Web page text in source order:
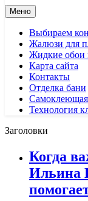
Меню
Выбираем
Жалюзи для
Жидкие обои
Карта сайта
Контакты
Отделка бани
Технология
Заголовки
Когда
Ильина